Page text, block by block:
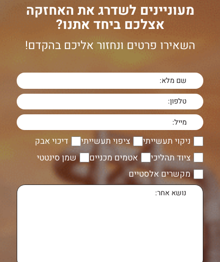
מעוניינים לשדרג את האחזקה
אצלכם ביחד אתנו?
השאירו פרטים ונחזור אליכם בהקדם!
ניקוי תעשייתי ציפוי תעשייתי
דיכוי אבק
ציוד תהליכי
אטמים מכניים
שמן סינטטי
מקשרים אלסטיים